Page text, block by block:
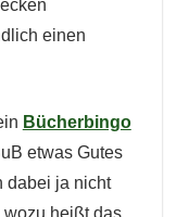
einen
Bücherbingo
etwas Gutes
dabei ja nicht